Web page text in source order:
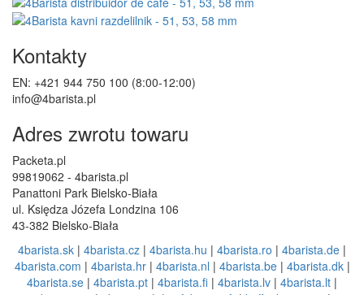
Kontakty
EN: +421 944 750 100 (8:00-12:00)
info@4barista.pl
Adres zwrotu towaru
Packeta.pl
99819062 - 4barista.pl
Panattoni Park Bielsko-Biała
ul. Księdza Józefa Londzina 106
43-382 Bielsko-Biała
4barista.sk | 4barista.cz | 4barista.hu | 4barista.ro | 4barista.de |
4barista.com | 4barista.hr| 4barista.nl | 4barista.be| 4barista.dk|
4barista.se | 4barista.pt | 4barista.fi | 4barista.lv | 4barista.lt |